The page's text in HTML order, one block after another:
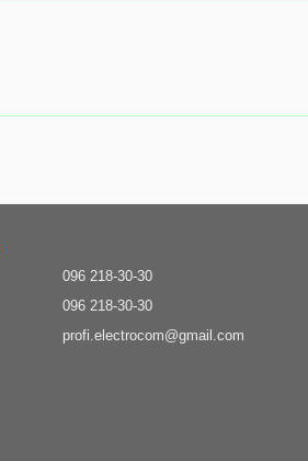
096 218-30-30
096 218-30-30
profi.electrocom@gmail.com